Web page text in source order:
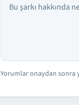
Yorumlar onaydan sonra